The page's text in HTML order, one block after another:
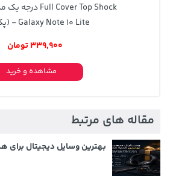
Galaxy Note 10 Lite - (پک دار)
339,900 تومان
مشاهده و خرید
مقاله های مرتبط
بهترین وسایل دیجیتال برای